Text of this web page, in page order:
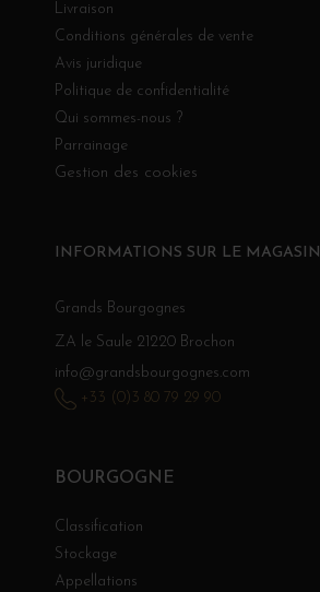
Livraison
Conditions générales de vente
Avis juridique
Politique de confidentialité
Qui sommes-nous ?
Parrainage
Gestion des cookies
BOURGOGNE
Classification
Stockage
Appellations
INFORMATIONS SUR LE MAGASIN
Grands Bourgognes
ZA le Saule 21220 Brochon
info@grandsbourgognes.com
+33 (0)3 80 79 29 90